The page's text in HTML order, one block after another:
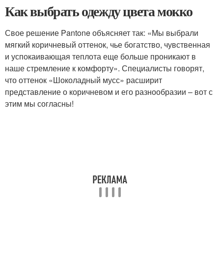
Как выбрать одежду цвета мокко
Свое решение Pantone объясняет так: «Мы выбрали
мягкий коричневый оттенок, чье богатство, чувственная
и успокаивающая теплота еще больше проникают в
наше стремление к комфорту». Специалисты говорят,
что оттенок «Шоколадный мусс» расширит
представление о коричневом и его разнообразии – вот с
этим мы согласны!